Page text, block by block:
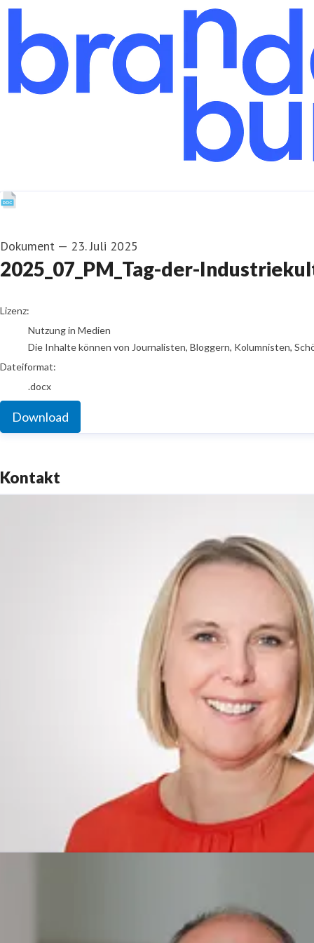
Dokument — 23. Juli 2025
2025_07_PM_Tag-der-
go to media item
Lizenz:
Nutzung in Medien
Die Inhalte können von Journalisten, Bloggern, Kolumnisten,
Dateiformat:
.docx
Download
Kontakt